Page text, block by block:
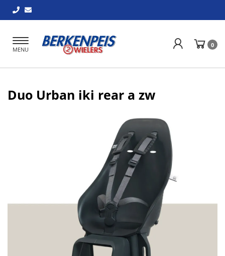
Toggle
navigation
MENU
0
Duo Urban iki rear a zw